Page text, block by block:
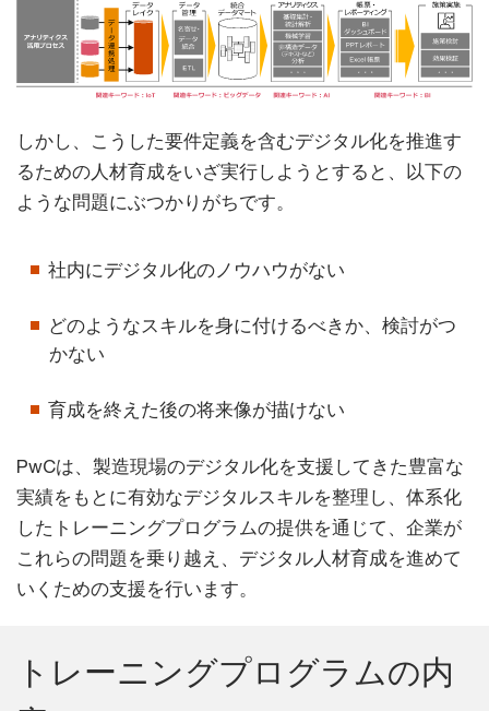
しかし、こうした要件定義を含むデジタル化を推進す
るための人材育成をいざ実行しようとすると、以下の
ような問題にぶつかりがちです。
社内にデジタル化のノウハウがない
どのようなスキルを身に付けるべきか、検討がつ
かない
育成を終えた後の将来像が描けない
PwCは、製造現場のデジタル化を支援してきた豊富な
実績をもとに有効なデジタルスキルを整理し、体系化
したトレーニングプログラムの提供を通じて、企業が
これらの問題を乗り越え、デジタル人材育成を進めて
いくための支援を行います。
トレーニングプログラムの内